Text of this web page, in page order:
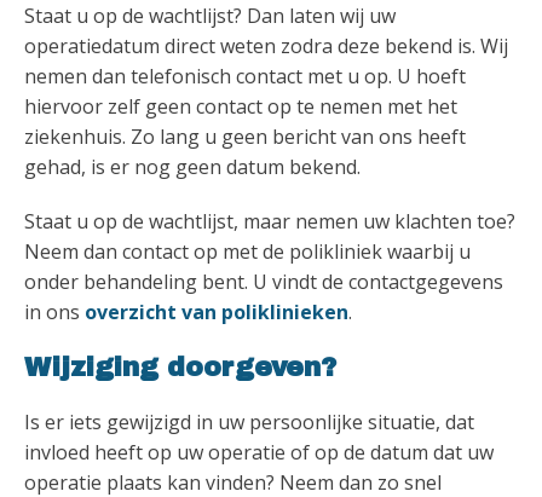
Staat u op de wachtlijst? Dan laten wij uw
operatiedatum direct weten zodra deze bekend is. Wij
nemen dan telefonisch contact met u op. U hoeft
hiervoor zelf geen contact op te nemen met het
ziekenhuis. Zo lang u geen bericht van ons heeft
gehad, is er nog geen datum bekend.
Staat u op de wachtlijst, maar nemen uw klachten toe?
Neem dan contact op met de polikliniek waarbij u
onder behandeling bent. U vindt de contactgegevens
in ons overzicht van poliklinieken.
Wijziging doorgeven?
Is er iets gewijzigd in uw persoonlijke situatie, dat
invloed heeft op uw operatie of op de datum dat uw
operatie plaats kan vinden? Neem dan zo snel